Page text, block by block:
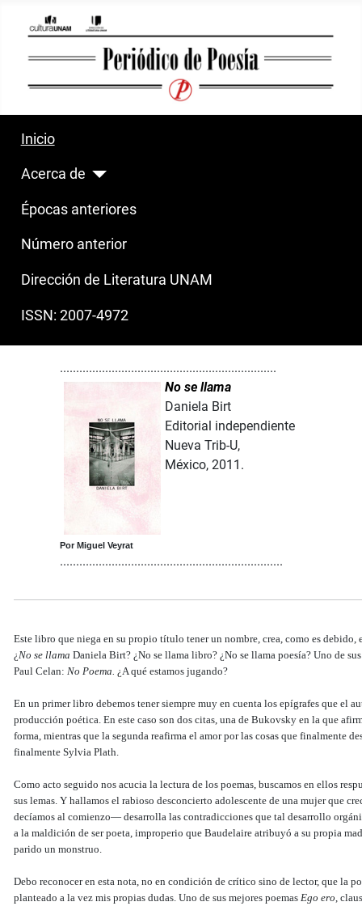
Inicio
Acerca de
Épocas anteriores
Número anterior
Dirección de Literatura UNAM
ISSN: 2007-4972
...................................................................
No se llama
Daniela Birt
Editorial independiente
Nueva Trib-U,
México, 2011.
Por Miguel Veyrat
.....................................................................
Este libro que niega en su propio título tener un nombre, crea, como es debido,
¿No se llama Daniela Birt? ¿No se llama libro? ¿No se llama poesía? Uno de
Paul Celan: No Poema. ¿A qué estamos jugando?
En un primer libro debemos tener siempre muy en cuenta los epígrafes que el
producción poética. En este caso son dos citas, una de Bukovsky en la que
forma, mientras que la segunda reafirma el amor por las cosas que finalmente
finalmente Sylvia Plath.
Como acto seguido nos acucia la lectura de los poemas, buscamos en ellos
sus lemas. Y hallamos el rabioso desconcierto adolescente de una mujer que
decíamos al comienzo— desarrolla las contradicciones que tal desarrollo
a la maldición de ser poeta, improperio que Baudelaire atribuyó a su propia
parido un monstruo.
Debo reconocer en esta nota, no en condición de crítico sino de lector, que la
planteado a la vez mis propias dudas. Uno de sus mejores poemas Ego ero,